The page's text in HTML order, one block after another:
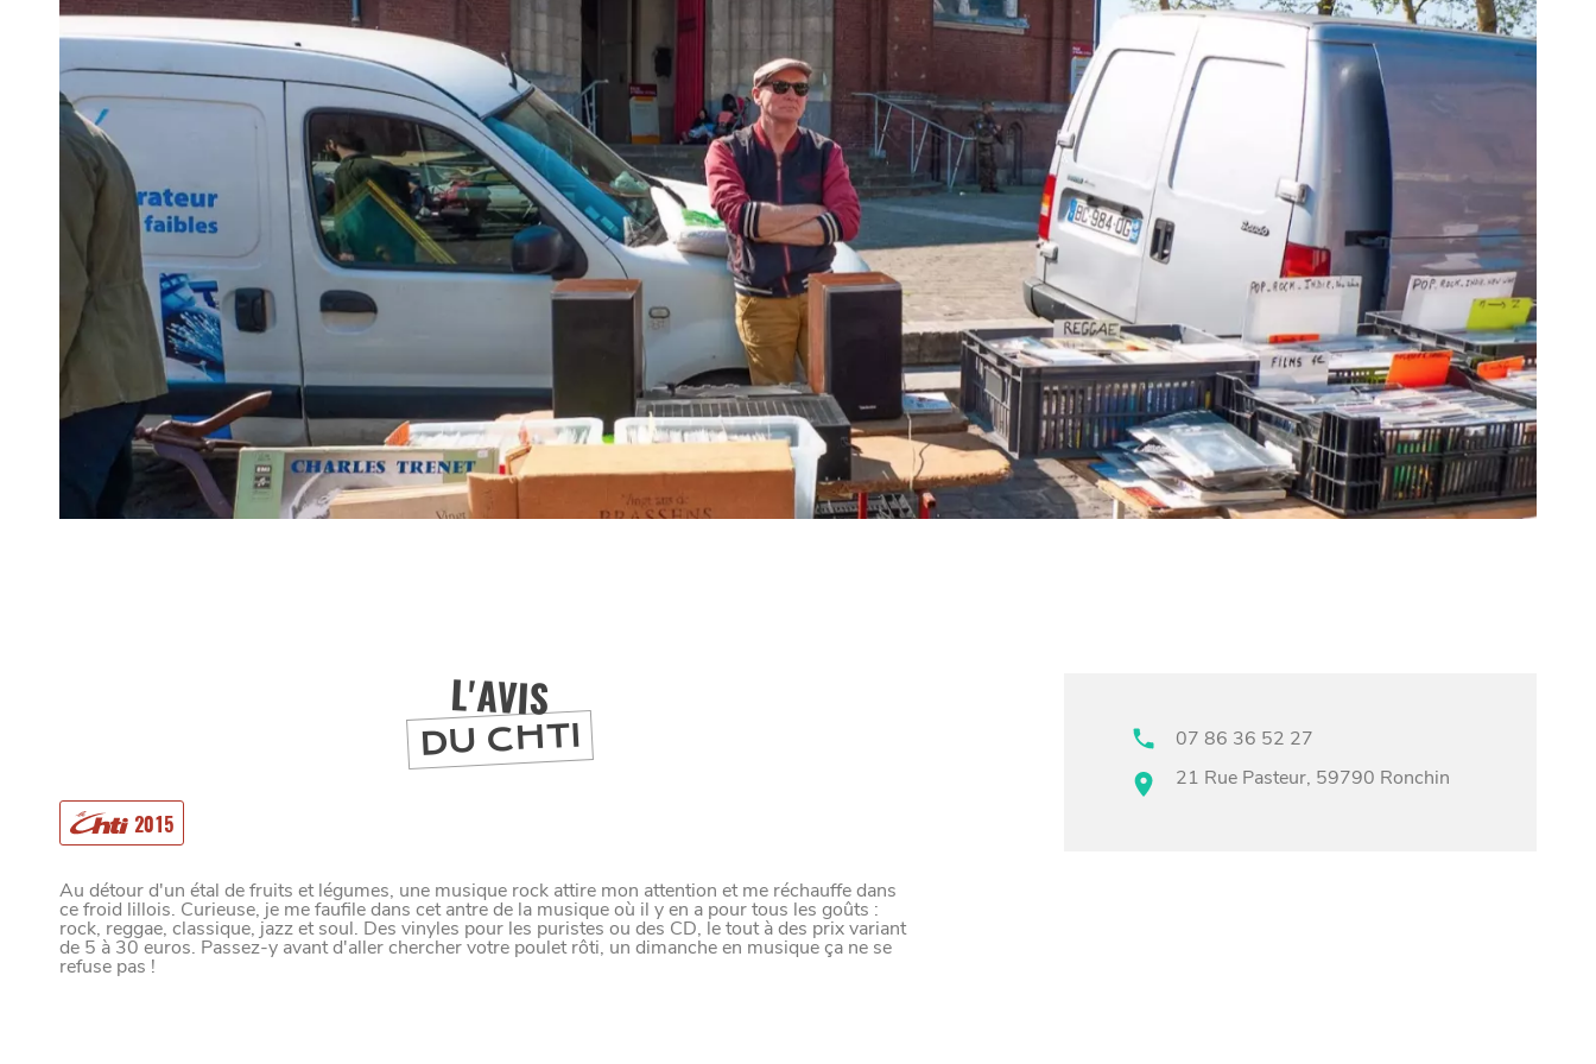
MANGER
SORTIR
L'AVIS
DU CHTI
2015
Au détour d'un étal de fruits et légumes, une musique rock attire mon attention et me réchauffe dans
ce froid lillois. Curieuse, je me faufile dans cet antre de la musique où il y en a pour tous les goûts :
rock, reggae, classique, jazz et soul. Des vinyles pour les puristes ou des CD, le tout à des prix variant
de 5 à 30 euros. Passez-y avant d'aller chercher votre poulet rôti, un dimanche en musique ça ne se
refuse pas !
07 86 36 52 27
21 Rue Pasteur, 59790 Ronchin